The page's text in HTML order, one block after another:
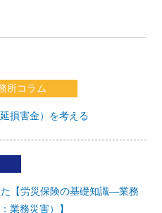
所コラム
損害金）を考える
た【労災保険の基礎知識―業務
業務災害）】